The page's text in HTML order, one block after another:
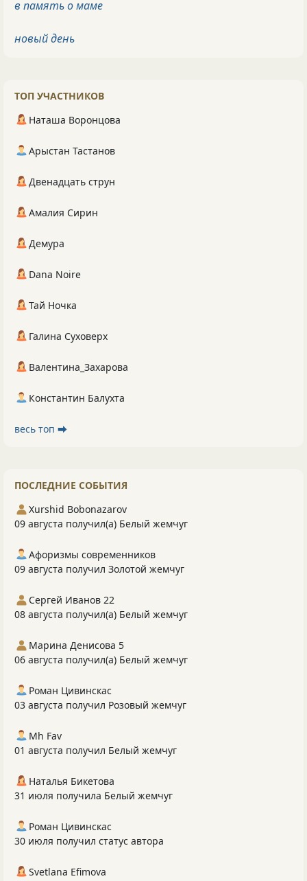
в память о маме
новый день
ТОП УЧАСТНИКОВ
Наташа Воронцова
Арыстан Тастанов
Двенадцать струн
Амалия Сирин
Демура
Dana Noire
Тай Ночка
Галина Суховерх
Валентина_Захарова
Константин Балухта
весь топ ⮕
ПОСЛЕДНИЕ СОБЫТИЯ
Xurshid Bobonazarov
09 августа получил(а) Белый жемчуг
Афоризмы современников
09 августа получил Золотой жемчуг
Сергей Иванов 22
08 августа получил(а) Белый жемчуг
Марина Денисова 5
06 августа получил(а) Белый жемчуг
Роман Цивинскас
03 августа получил Розовый жемчуг
Mh Fav
01 августа получил Белый жемчуг
Наталья Бикетова
31 июля получила Белый жемчуг
Роман Цивинскас
30 июля получил статус автора
Svetlana Efimova